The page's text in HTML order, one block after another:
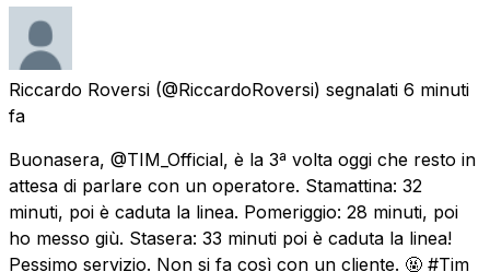
Riccardo Roversi (@RiccardoRoversi) segnalati 6 minuti
fa
Buonasera, @TIM_Official, è la 3ª volta oggi che resto in
attesa di parlare con un operatore. Stamattina: 32
minuti, poi è caduta la linea. Pomeriggio: 28 minuti, poi
ho messo giù. Stasera: 33 minuti poi è caduta la linea!
Pessimo servizio. Non si fa così con un cliente. 🤬 #Tim